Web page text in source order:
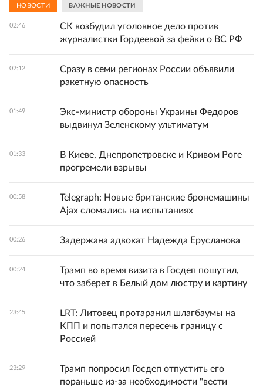
НОВОСТИ ВАЖНЫЕ НОВОСТИ
02:46
СК возбудил уголовное дело против
журналистки Гордеевой за фейки о ВС РФ
02:12
Сразу в семи регионах России объявили
ракетную опасность
01:49
Экс-министр обороны Украины Федоров
выдвинул Зеленскому ультиматум
01:33
В Киеве, Днепропетровске и Кривом Роге
прогремели взрывы
00:58
Telegraph: Новые британские бронемашины
Ajax сломались на испытаниях
00:26 Задержана адвокат Надежда Ерусланова
00:24
Трамп во время визита в Госдеп пошутил,
что заберет в Белый дом люстру и картину
23:45
LRT: Литовец протаранил шлагбаумы на
КПП и попытался пересечь границу с
Россией
23:29
Трамп попросил Госдеп отпустить его
пораньше из-за необходимости "вести